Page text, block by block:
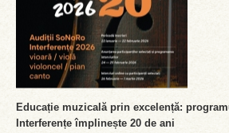
Educație muzicală prin excelență:
Interferențe împlinește 20 de ani